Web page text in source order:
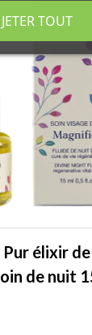
élixir de
de nuit
TOUT